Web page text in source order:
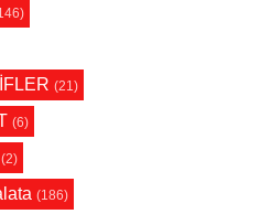
(21)
(6)
(2)
(186)